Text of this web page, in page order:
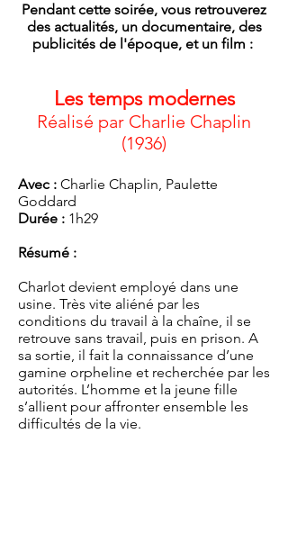
Pendant cette soirée, vous retrouverez
des actualités, un documentaire, des
publicités de l'époque, et un film :
Les temps modernes
Réalisé par Charlie Chaplin
(1936)
Avec : Charlie Chaplin, Paulette
Goddard
Durée : 1h29
Résumé :
Charlot devient employé dans une
usine. Très vite aliéné par les
conditions du travail à la chaîne, il se
retrouve sans travail, puis en prison. A
sa sortie, il fait la connaissance d’une
gamine orpheline et recherchée par les
autorités. L’homme et la jeune fille
s’allient pour affronter ensemble les
difficultés de la vie.